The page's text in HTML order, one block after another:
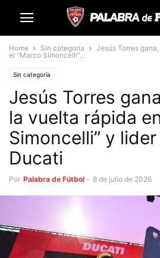
Home Sin categoría
Jesús Torres
el “Marco Simoncelli”...
Sin categoría
Jesús Torres
la vuelta rápida
Simoncelli” y
Ducati
Por Palabra de Fútbol - 8 de julio de 2026